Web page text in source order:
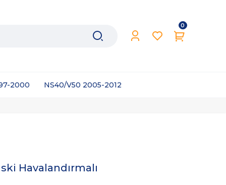
0
2000 NS40/V50 2005-2012
Havalandırmalı